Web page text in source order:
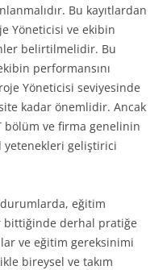
Bu kayıtlardan
Yöneticisi ve ekibin
belirtilmelidir. Bu
performansını
Yöneticisi seviyesinde
kadar önemlidir. Ancak
bölüm ve firma genelinin
yetenekleri geliştirici
eğitim
bittiğinde derhal pratiğe
ve eğitim gereksinimi
bireysel ve takım